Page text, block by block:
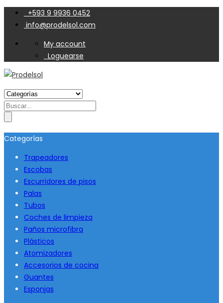
+593 9 9936 0452
info@prodelsol.com
My account
Loguearse
Search
Categorías
Trapeadores
Escobas
Escurridores de pisos
Palas
Tubos
Coches de limpieza
Paños microfibra
Plásticos
Atomizadores
Accesorios de cocina
Guantes
Esponjas